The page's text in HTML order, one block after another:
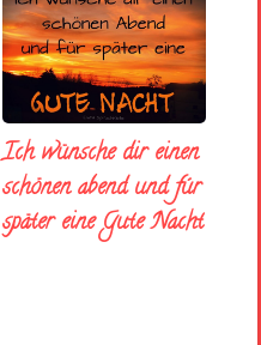
Ich wünsche dir einen
schönen abend und fúr
später eine Gute Nacht